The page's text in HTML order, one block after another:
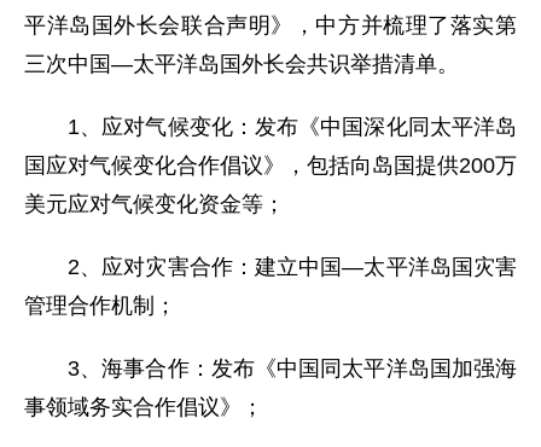
平洋岛国外长会联合声明》，中方并梳理了落实第
三次中国—太平洋岛国外长会共识举措清单。
1、应对气候变化：发布《中国深化同太平洋岛
国应对气候变化合作倡议》，包括向岛国提供200万
美元应对气候变化资金等；
2、应对灾害合作：建立中国—太平洋岛国灾害
管理合作机制；
3、海事合作：发布《中国同太平洋岛国加强海
事领域务实合作倡议》；